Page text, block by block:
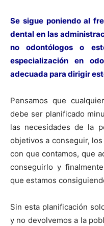
Se sigue poniendo al
dental en las
no odontólogos o
especialización en
adecuada para dirigir
Pensamos que
debe ser planificado
las necesidades de la
objetivos a conseguir,
con que contamos, que
conseguirlo y
que estamos
Sin esta planificación
y no devolvemos a la